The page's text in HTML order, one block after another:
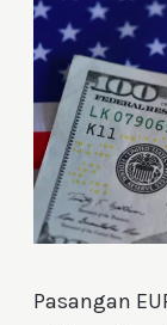
Pasangan